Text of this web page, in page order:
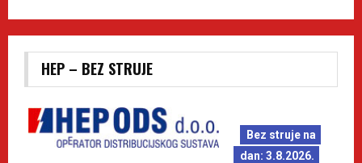
HEP – BEZ STRUJE
Bez struje na
dan: 3.8.2026.